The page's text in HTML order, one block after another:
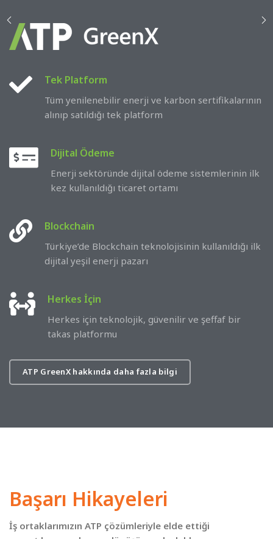
SPOTLIGHT
2026: ATP Olarak Ödüllere
Doyamadığımız Bir Yıl !
Bu yıl Brand Finance, Fast Company, Forbes Türkiye ve
The Global Economics Awards’tan aldığımız ödüller,
olarak büyümeye devam ediyoruz.
"Türkiye'nin En Güçlü ve En Değerli Markaları – Türkiye
Çoklu Model Desteği
çalışmasını sağlar.
Kurumsal Veri Güvenliği
korur.
Belge Analizi
bilgi çıkarır.
14 gün ücretsiz deneyin!
Tek Platform
Tüm yenilenebilir enerji ve karbon sertifikalarının
alınıp satıldığı tek platform
Dijital Ödeme
Enerji sektöründe dijital ödeme sistemlerinin ilk
kez kullanıldığı ticaret ortamı
Blockchain
Türkiye’de Blockchain teknolojisinin kullanıldığı ilk
dijital yeşil enerji pazarı
Herkes İçin
Herkes için teknolojik, güvenilir ve şeffaf bir
takas platformu
ATP GreenX hakkında daha fazla bilgi
Başarı Hikayeleri
İş ortaklarımızın ATP çözümleriyle elde ettiği